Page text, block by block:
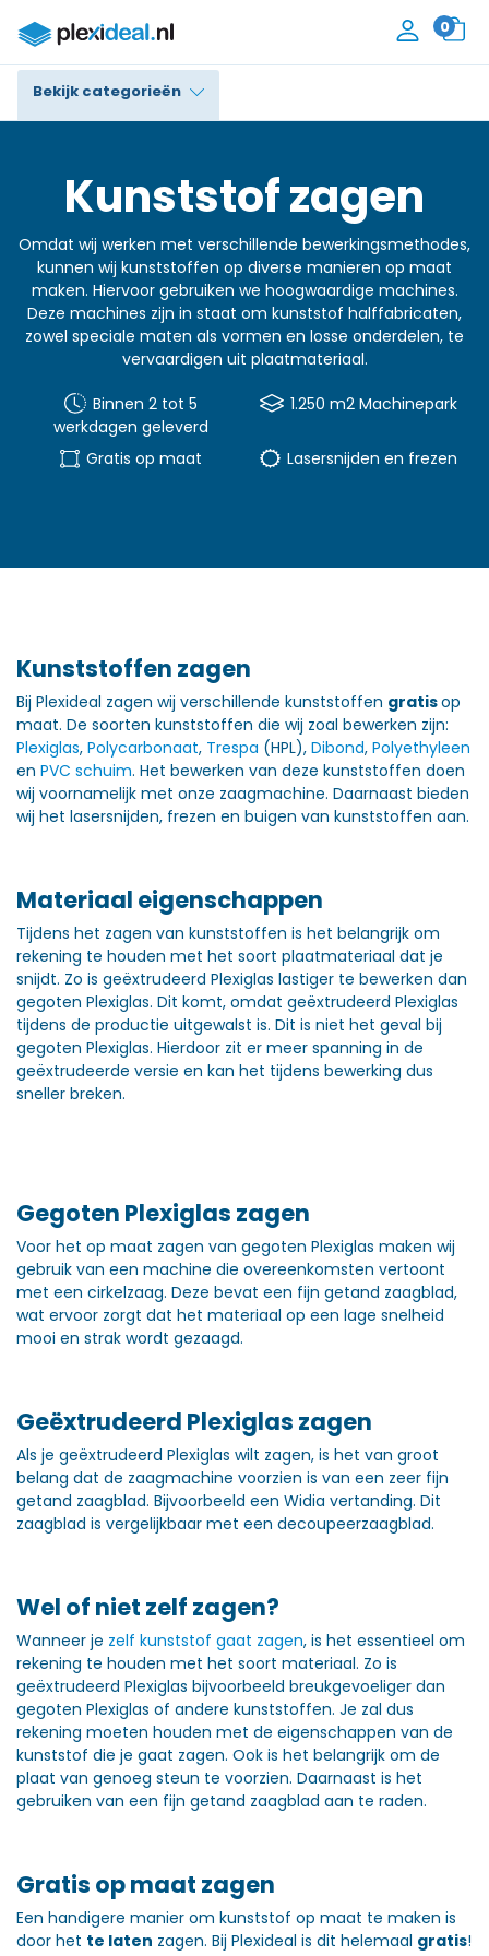
0
Bekijk categorieën
Polycarbonaat
Trespa® / HPL
Alupanel / Dibond®
Polyethyleen
PVC Schuim
Accessoires
Kunststof zagen
Omdat wij werken met verschillende bewerkingsmethodes,
kunnen wij kunststoffen op diverse manieren op maat
maken. Hiervoor gebruiken we hoogwaardige machines.
Deze machines zijn in staat om kunststof halffabricaten,
zowel speciale maten als vormen en losse onderdelen, te
vervaardigen uit plaatmateriaal.
Binnen 2 tot 5
werkdagen geleverd
1.250 m2 Machinepark
Gratis op maat Lasersnijden en frezen
Kunststoffen zagen
Bij Plexideal zagen wij verschillende kunststoffen gratisop
maat. De soorten kunststoffen die wij zoal bewerken zijn:
Plexiglas, Polycarbonaat, Trespa (HPL), Dibond, Polyethyleen
en PVC schuim. Het bewerken van deze kunststoffen doen
wij voornamelijk met onze zaagmachine. Daarnaast bieden
wij het lasersnijden, frezen en buigen van kunststoffen aan.
Materiaal eigenschappen
Tijdens het zagen van kunststoffen is het belangrijk om
rekening te houden met het soort plaatmateriaal dat je
snijdt. Zo is geëxtrudeerd Plexiglas lastiger te bewerken dan
gegoten Plexiglas. Dit komt, omdat geëxtrudeerd Plexiglas
tijdens de productie uitgewalst is. Dit is niet het geval bij
gegoten Plexiglas. Hierdoor zit er meer spanning in de
geëxtrudeerde versie en kan het tijdens bewerking dus
sneller breken.
Gegoten Plexiglas zagen
Voor het op maat zagen van gegoten Plexiglas maken wij
gebruik van een machine die overeenkomsten vertoont
met een cirkelzaag. Deze bevat een fijn getand zaagblad,
wat ervoor zorgt dat het materiaal op een lage snelheid
mooi en strak wordt gezaagd.
Geëxtrudeerd Plexiglas zagen
Als je geëxtrudeerd Plexiglas wilt zagen, is het van groot
belang dat de zaagmachine voorzien is van een zeer fijn
getand zaagblad. Bijvoorbeeld een Widia vertanding. Dit
zaagblad is vergelijkbaar met een decoupeerzaagblad.
Wel of niet zelf zagen?
Wanneer je zelf kunststof gaat zagen, is het essentieel om
rekening te houden met het soort materiaal. Zo is
geëxtrudeerd Plexiglas bijvoorbeeld breukgevoeliger dan
gegoten Plexiglas of andere kunststoffen. Je zal dus
rekening moeten houden met de eigenschappen van de
kunststof die je gaat zagen. Ook is het belangrijk om de
plaat van genoeg steun te voorzien. Daarnaast is het
gebruiken van een fijn getand zaagblad aan te raden.
Gratis op maat zagen
Een handigere manier om kunststof op maat te maken is
door het te laten zagen. Bij Plexideal is dit helemaal gratis!